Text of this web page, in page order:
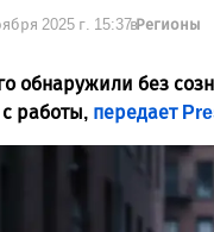
2025 г. 15:37вРегионы
обнаружили без
работы, передает